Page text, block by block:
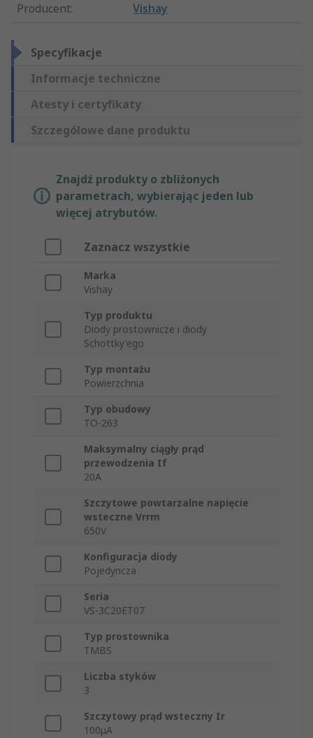
Producent: Vishay
Specyfikacje
Informacje techniczne
Atesty i certyfikaty
Szczegółowe dane produktu
Znajdź produkty o zbliżonych
parametrach, wybierając jeden lub
więcej atrybutów.
Zaznacz wszystkie
Marka
Vishay
Typ produktu
Diody prostownicze i diody
Schottky'ego
Typ montażu
Powierzchnia
Typ obudowy
TO-263
Maksymalny ciągły prąd
przewodzenia If
20A
Szczytowe powtarzalne napięcie
wsteczne Vrrm
650V
Konfiguracja diody
Pojedyncza
Seria
VS-3C20ET07
Typ prostownika
TMBS
Liczba styków
3
Szczytowy prąd wsteczny Ir
100μA